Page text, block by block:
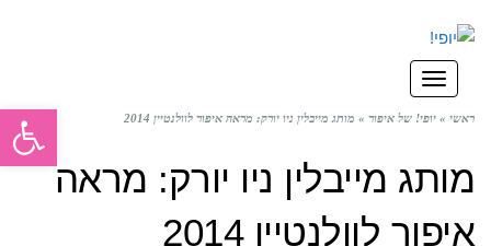
תפריט
ראשי » יופי! של איפור » מותג מייבלין ניו יורק: מראה איפור לוולנטיין 2014
מותג מייבלין ניו יורק: מראה
איפור לוולנטיין 2014
פתח